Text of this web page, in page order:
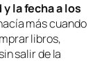
la fecha a los
más cuando
libros,
salir de la